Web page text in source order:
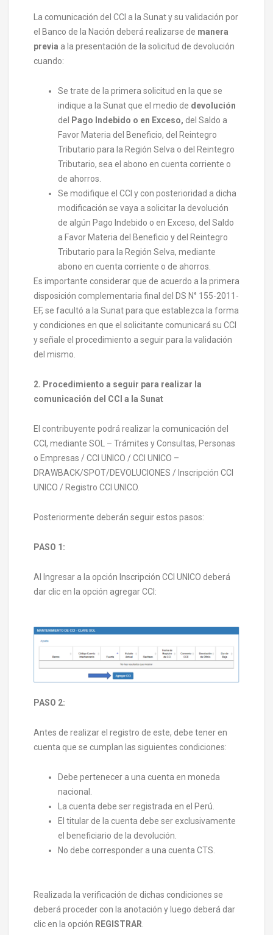
La comunicación del CCI a la Sunat y su validación por
el Banco de la Nación deberá realizarse de manera
previa a la presentación de la solicitud de devolución
cuando:
Se trate de la primera solicitud en la que se
indique a la Sunat que el medio de devolución
del
Pago Indebido o en Exceso, del Saldo a
Favor Materia del Beneficio, del Reintegro
Tributario para la Región Selva o del Reintegro
Tributario, sea el abono en cuenta corriente o
de ahorros.
Se modifique el CCI y con posterioridad a dicha
modificación se vaya a solicitar la devolución
de algún Pago Indebido o en Exceso, del Saldo
a Favor Materia del Beneficio y del Reintegro
Tributario para la Región Selva, mediante
abono en cuenta corriente o de ahorros.
Es importante considerar que de acuerdo a la primera
disposición complementaria final del DS N° 155-2011-
EF, se facultó a la Sunat para que establezca la forma
y condiciones en que el solicitante comunicará su CCI
y señale el procedimiento a seguir para la validación
del mismo.
2. Procedimiento a seguir para realizar la
comunicación del CCI a la Sunat
El contribuyente podrá realizar la comunicación del
CCI, mediante SOL – Trámites y Consultas, Personas
o Empresas / CCI UNICO / CCI UNICO –
DRAWBACK/SPOT/DEVOLUCIONES / Inscripción CCI
UNICO / Registro CCI UNICO.
Posteriormente deberán seguir estos pasos:
PASO 1:
Al Ingresar a la opción Inscripción CCI UNICO deberá
dar clic en la opción agregar CCI:
PASO 2:
Antes de realizar el registro de este, debe tener en
cuenta que se cumplan las siguientes condiciones:
Debe pertenecer a una cuenta en moneda
nacional.
La cuenta debe ser registrada en el Perú.
El titular de la cuenta debe ser exclusivamente
el beneficiario de la devolución.
No debe corresponder a una cuenta CTS.
Realizada la verificación de dichas condiciones se
deberá proceder con la anotación y luego deberá dar
clic en la opción REGISTRAR